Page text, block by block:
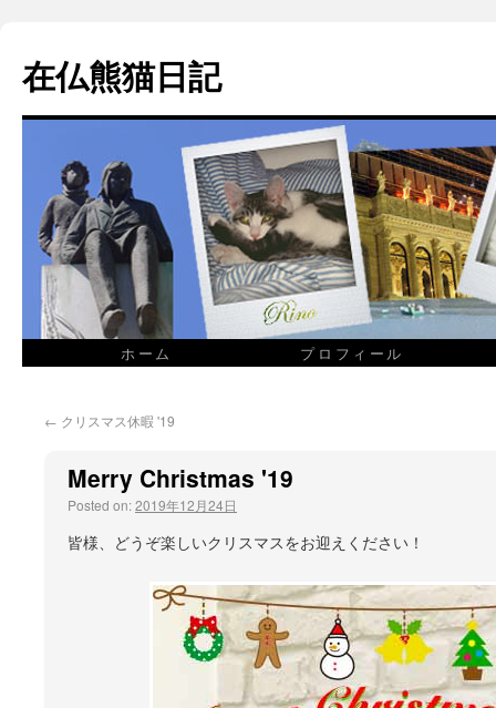
在仏熊猫日記
ホーム プロフィール
← クリスマス休暇 '19
Merry Christmas '19
Posted on:2019年12月24日
皆様、どうぞ楽しいクリスマスをお迎えください！